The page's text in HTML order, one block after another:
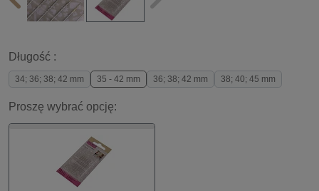
Długość :
34; 36; 38; 42 mm 35 - 42 mm 36; 38; 42 mm 38; 40; 45 mm
Proszę wybrać opcję: